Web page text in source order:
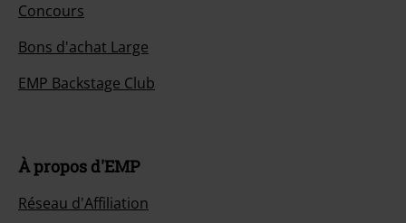
Concours
Bons d'achat Large
EMP Backstage Club
À propos d'EMP
Réseau d'Affiliation